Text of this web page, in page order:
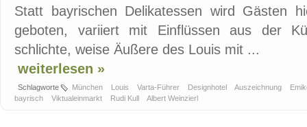
Statt bayrischen Delikatessen wird Gästen
geboten, variiert mit Einflüssen aus der
schlichte, weise Äußere des Louis mit ...
weiterlesen »
Schlagworte München Louis Varta-Führer Designhotel Auszeichnung
bayrisch
Viktualeinmarkt Rudi Kull Albert Weinzierl